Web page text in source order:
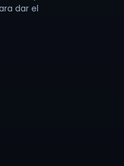
dar el